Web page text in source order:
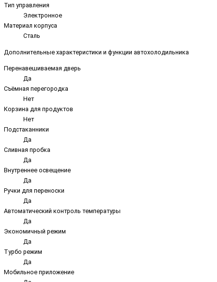
Тип управления
Электронное
Материал корпуса
Сталь
Дополнительные характеристики и функции автохолодильника
Перенавешиваемая дверь
Да
Съёмная перегородка
Нет
Корзина для продуктов
Нет
Подстаканники
Да
Сливная пробка
Да
Внутреннее освещение
Да
Ручки для переноски
Да
Автоматический контроль температуры
Да
Экономичный режим
Да
Турбо режим
Да
Мобильное приложение